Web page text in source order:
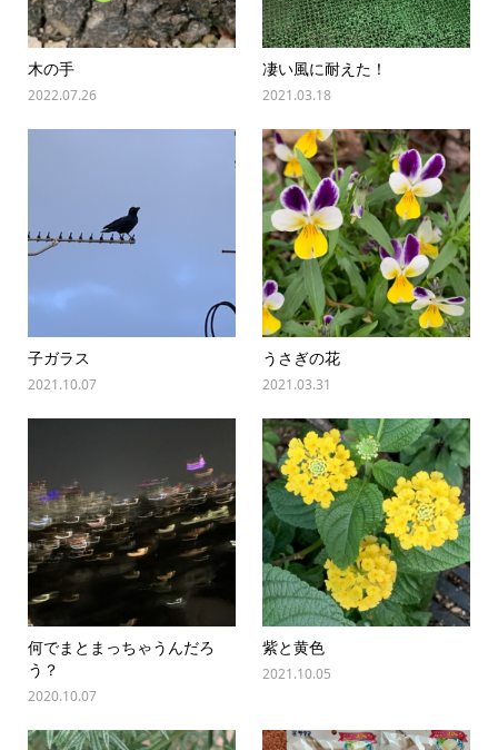
木の手
2022.07.26
凄い風に耐えた！
2021.03.18
子ガラス
2021.10.07
うさぎの花
2021.03.31
何でまとまっちゃうんだろ
う？
2020.10.07
紫と黄色
2021.10.05